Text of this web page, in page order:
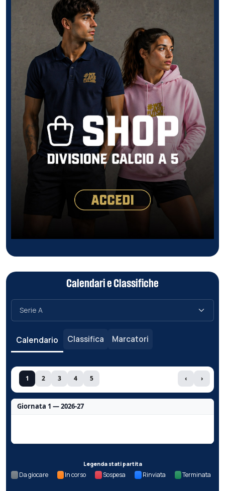
Calendari e Classifiche
Calendario Classifica Marcatori
1 2 3 4 5 ‹ ›
Giornata 1 — 2026-27
Legenda stati partita
Da giocare In corso Sospesa Rinviata Terminata